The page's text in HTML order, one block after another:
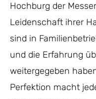
Hochburg der
Leidenschaft ihrer
sind in
und die Erfahrung
weitergegeben
Perfektion macht